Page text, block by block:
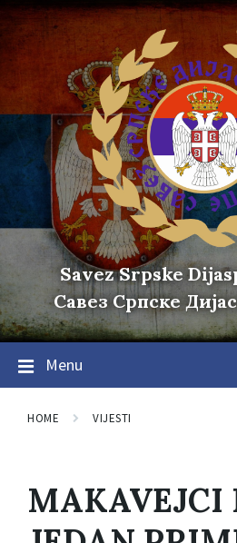
Skip
to
content
Skip
to
main
navigation
Skip
to
footer
Savez Srpske
Савез Српске
Menu
HOME VIJESTI
MAKAVEJCI